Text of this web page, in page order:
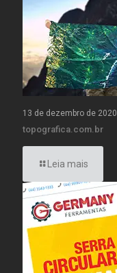
13 de dezembro de 2020
topografica.com.br
Leia mais